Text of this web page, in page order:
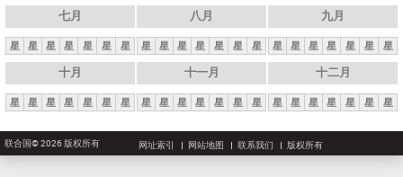
七月
星 星 星 星 星 星 星
八月
星 星 星 星 星 星 星
九月
星 星 星 星 星 星 星
十月
星 星 星 星 星 星 星
十一月
星 星 星 星 星 星 星
十二月
星 星 星 星 星 星 星
联合国© 2026 版权所有 网址索引 网站地图 联系我们 版权所有